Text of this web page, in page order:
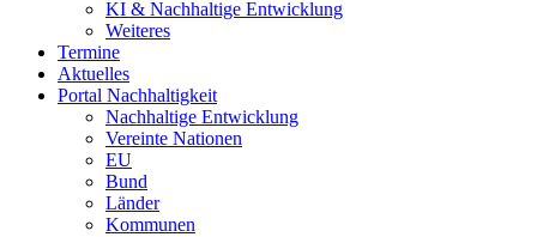
KI & Nachhaltige Entwicklung
Weiteres
Termine
Aktuelles
Portal Nachhaltigkeit
Nachhaltige Entwicklung
Vereinte Nationen
EU
Bund
Länder
Kommunen